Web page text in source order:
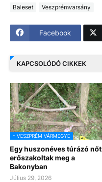
Baleset
Veszprémvarsány
Facebook
KAPCSOLÓDÓ CIKKEK
- VESZPRÉM VÁRMEGYE
Egy huszonéves túrázó nőt
erőszakoltak meg a
Bakonyban
Július 29, 2026